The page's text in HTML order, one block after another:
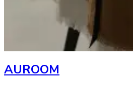
AUROOM